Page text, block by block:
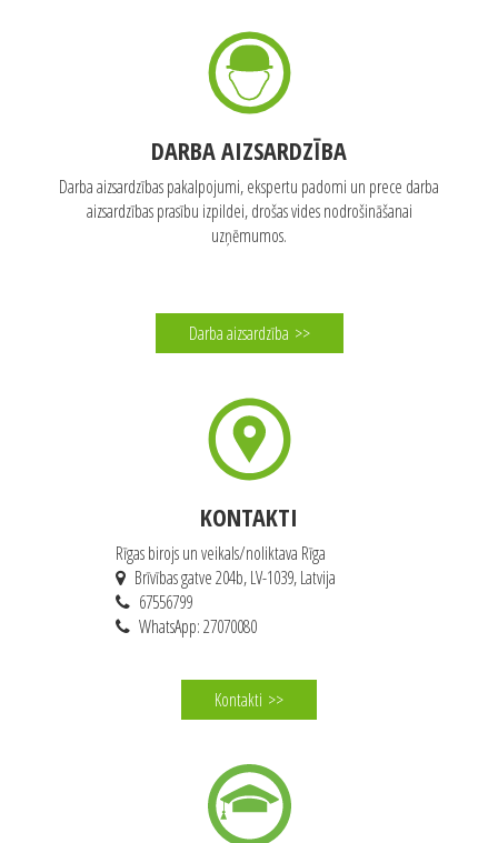
DARBA AIZSARDZĪBA
Darba aizsardzības pakalpojumi, ekspertu padomi un prece darba
aizsardzības prasību izpildei, drošas vides nodrošināšanai
uzņēmumos.
Darba aizsardzība >>
KONTAKTI
Rīgas birojs un veikals/noliktava Rīga
Brīvības gatve 204b, LV-1039, Latvija
67556799
WhatsApp: 27070080
Kontakti >>